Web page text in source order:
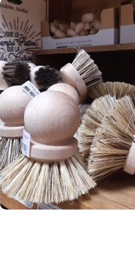
BROSSERIE